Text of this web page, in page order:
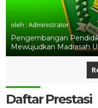
oleh : Administrator
Pengembangan
Mewujudkan Madrasah
Daftar Prestasi